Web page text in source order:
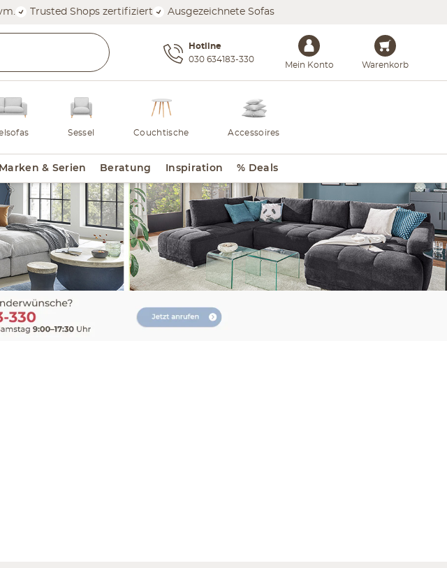
Trusted Shops zertifiziert Ausgezeichnete Sofas
Hotline
030 634183-330
Mein Konto Warenkorb
Sessel Couchtische Accessoires
Marken & Serien Beratung Inspiration % Deals